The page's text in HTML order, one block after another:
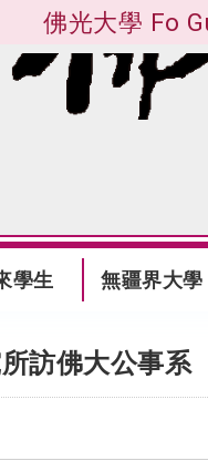
佛光大學 Fo
學生 無疆界大學
訪佛大公事系